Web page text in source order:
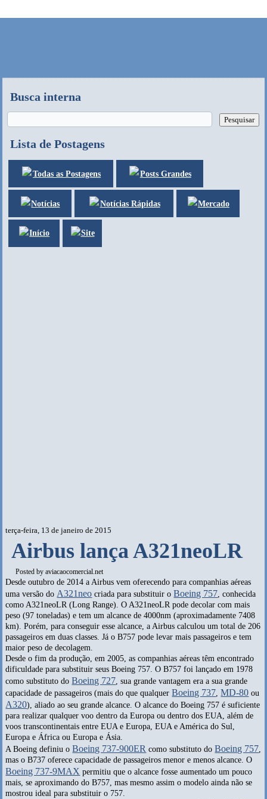
Busca interna
Lista de Postagens
Todas as Postagens Posts Grandes
Notícias Notícias Rápidas Mercado
Início Site
terça-feira, 13 de janeiro de 2015
Airbus lança A321neoLR
Posted byaviacaocomercial.net
Desde outubro de 2014 a Airbus vem oferecendo para companhias aéreas
uma versão doA321neo criada para substituir oBoeing 757, conhecida
como A321neoLR (Long Range). O A321neoLR pode decolar com mais
peso (97 toneladas) e tem um alcance de 4000nm (aproximadamente 7408
km). Porém, para conseguir esse alcance, a Airbus calculou um total de 206
passageiros em duas classes. Já o B757 pode levar mais passageiros e tem
maior peso de decolagem.
Desde o fim da produção, em 2005, as companhias aéreas têm encontrado
dificuldade para substituir seus Boeing 757. O B757 foi lançado em 1978
como substituto doBoeing 727, sua grande vantagem era a sua grande
capacidade de passageiros (mais do que qualquerBoeing 737,MD-80 ou
A320), aliado ao seu grande alcance. O alcance do Boeing 757 é suficiente
para realizar qualquer voo dentro da Europa ou dentro dos EUA, além de
voos transcontinentais entre EUA e Europa, EUA e América do Sul,
Europa e África ou Europa e Ásia.
A Boeing definiu oBoeing 737-900ER como substituto doBoeing 757,
mas o B737 oferece capacidade de passageiros menor e menos alcance. O
Boeing 737-9MAX permitiu que o alcance fosse aumentado um pouco
mais, se aproximando do B757, mas mesmo assim o modelo ainda não se
mostrou ideal para substituir o 757.